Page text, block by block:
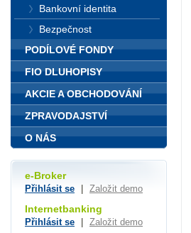
Bankovní identita
Bezpečnost
PODÍLOVÉ FONDY
FIO DLUHOPISY
AKCIE A OBCHODOVÁNÍ
ZPRAVODAJSTVÍ
O NÁS
e-Broker
Přihlásit se Založit demo
Internetbanking
Přihlásit se Založit demo